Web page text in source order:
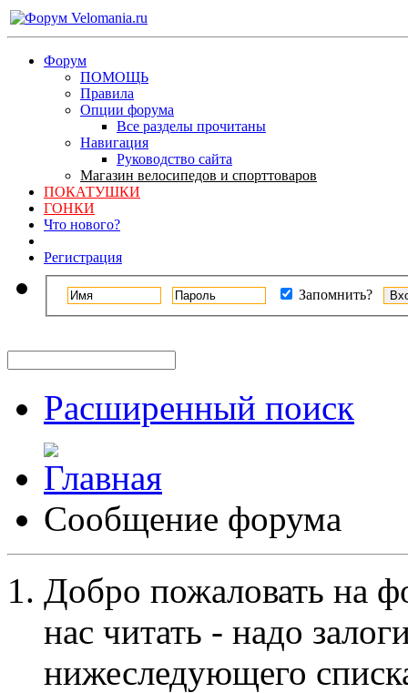
Форум
ПОМОЩЬ
Правила
Опции форума
Все разделы прочитаны
Навигация
Руководство сайта
Магазин велосипедов и спорттоваров
ПОКАТУШКИ
ГОНКИ
Что нового?
Регистрация
Запомнить?
Расширенный поиск
Сообщение форума
Добро пожаловать на
нас читать - надо
нижеследующего